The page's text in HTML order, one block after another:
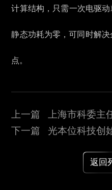
计算结构，只需一次电驱
静态功耗为零，可同时解
点。
上一篇 上海市科委主
科技
下一篇 光本位科技创
返回